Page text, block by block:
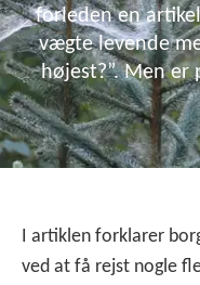
forleden en
vægte levende
højest?”. Men er
I artiklen forklarer
ved at få rejst nogle